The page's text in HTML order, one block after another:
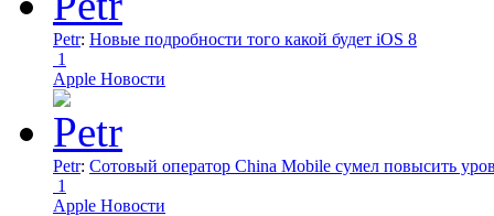
Petr: Новые подробности того какой будет iOS 8
1
Apple Новости
Petr: Сотовый оператор China Mobile сумел повысить
1
Apple Новости